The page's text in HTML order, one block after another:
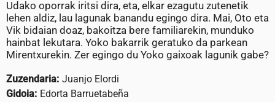
Udako oporrak iritsi dira, eta, elkar ezagutu zutenetik
lehen aldiz, lau lagunak banandu egingo dira. Mai, Oto eta
Vik bidaian doaz, bakoitza bere familiarekin, munduko
hainbat lekutara. Yoko bakarrik geratuko da parkean
Mirentxurekin. Zer egingo du Yoko gaixoak lagunik gabe?
Zuzendaria: Juanjo Elordi
Gidoia: Edorta Barruetabeña